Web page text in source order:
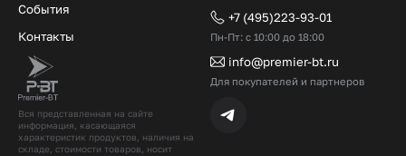
Вся представленная на сайте
информация, касающаяся
характеристик продуктов, наличия на
складе, стоимости товаров, носит
События
Контакты
+7 (495)223-93-01
Пн-Пт: с 10:00 до 18:00
info@premier-bt.ru
Для покупателей и партнеров